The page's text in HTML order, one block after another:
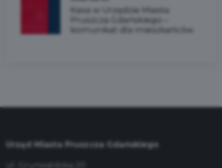
Kasa w Urzędzie Miasta
Pruszcza Gdańskiego –
komunikat dla mieszkańców
Urząd Miasta Pruszcza Gdańskiego